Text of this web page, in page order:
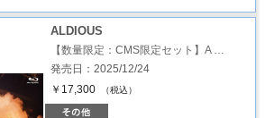
ALDIOUS
【数量限定：CMS限定セット】A …
発売日：2025/12/24
￥17,300
（税込）